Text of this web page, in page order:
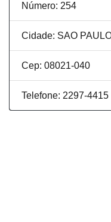
Número: 254
Cidade: SAO
Cep: 08021-040
Telefone: 2297-4415